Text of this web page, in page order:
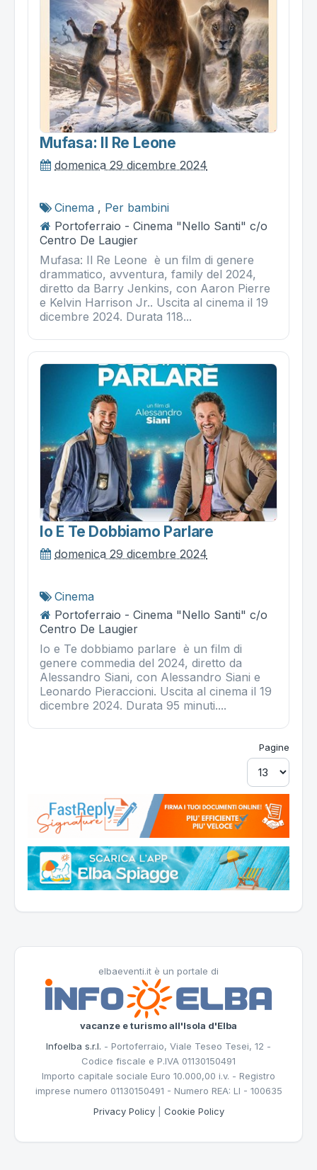
Mufasa: Il Re Leone
domenica 29 dicembre 2024
Cinema , Per bambini
Portoferraio - Cinema "Nello Santi" c/o
Centro De Laugier
Mufasa: Il Re Leone è un film di genere
drammatico, avventura, family del 2024,
diretto da Barry Jenkins, con Aaron Pierre
e Kelvin Harrison Jr.. Uscita al cinema il 19
dicembre 2024. Durata 118...
Io E Te Dobbiamo Parlare
domenica 29 dicembre 2024
Cinema
Portoferraio - Cinema "Nello Santi" c/o
Centro De Laugier
Io e Te dobbiamo parlare è un film di
genere commedia del 2024, diretto da
Alessandro Siani, con Alessandro Siani e
Leonardo Pieraccioni. Uscita al cinema il 19
dicembre 2024. Durata 95 minuti....
Pagine
elbaeventi.it è un portale di
vacanze e turismo all'Isola d'Elba
Infoelba s.r.l. - Portoferraio, Viale Teseo Tesei, 12 -
Codice fiscale e P.IVA 01130150491
Importo capitale sociale Euro 10.000,00 i.v. - Registro
imprese numero 01130150491 - Numero REA: LI - 100635
Privacy Policy| Cookie Policy